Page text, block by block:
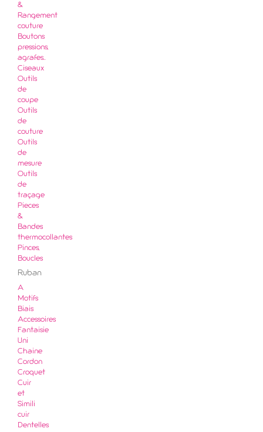
&
Rangement
couture
Boutons
pressions,
agrafes..
Ciseaux
Outils
de
coupe
Outils
de
couture
Outils
de
mesure
Outils
de
traçage
Pieces
&
Bandes
thermocollantes
Pinces,
Boucles
Ruban
A
Motifs
Biais
Accessoires
Fantaisie
Uni
Chaine
Cordon
Croquet
Cuir
et
Simili
cuir
Dentelles